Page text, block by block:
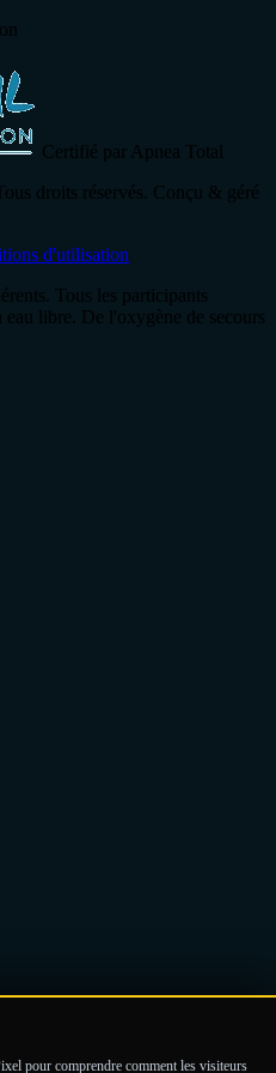
Certifié par Apnea Total
droits réservés. Conçu & géré
d'utilisation
Tous les participants
libre. De l'oxygène de secours
pour comprendre comment les visiteurs